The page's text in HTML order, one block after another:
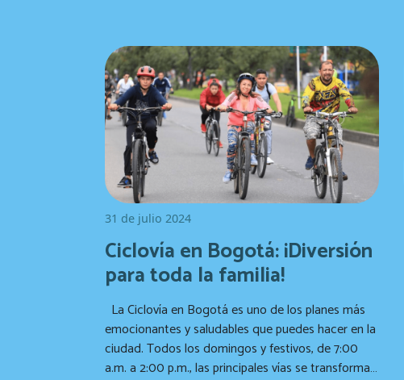
31 de julio 2024
Ciclovía en Bogotá: ¡Diversión
para toda la familia!
emocionantes y saludables que puedes hacer en la
ciudad. Todos los domingos y festivos, de 7:00
a.m. a 2:00 p.m., las principales vías se transforman